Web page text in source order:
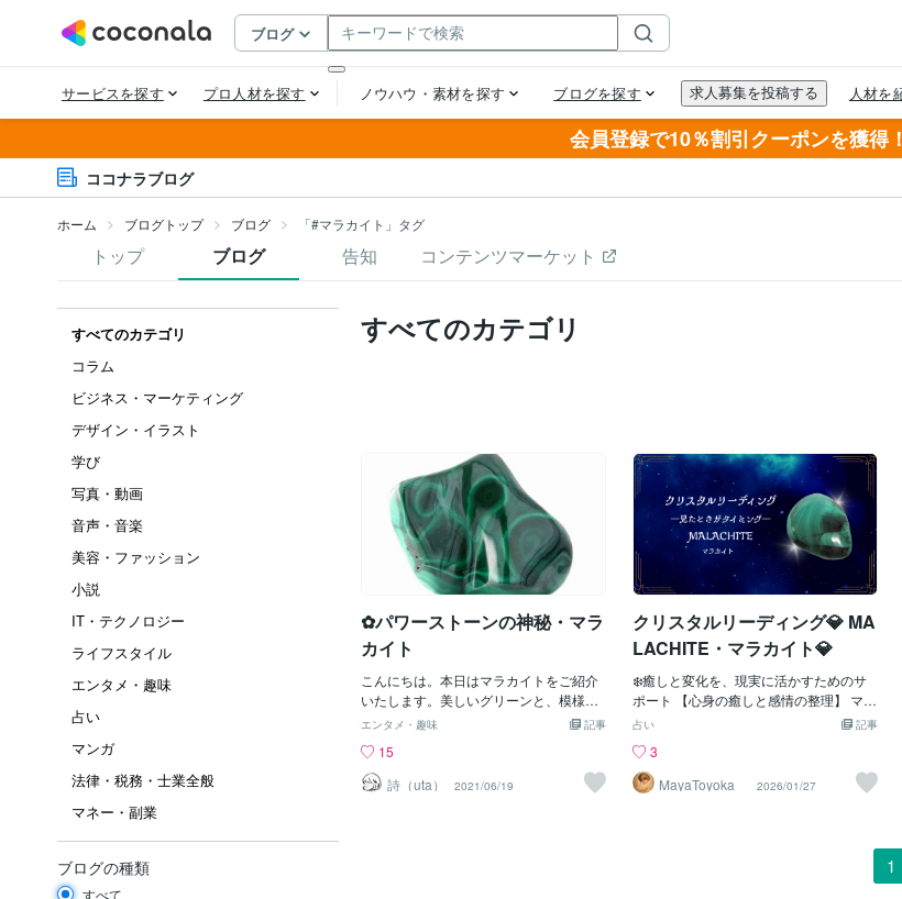
会員登録で10％割引クーポンを獲得！
ココナラブログ
ホーム ブログトップ ブログ 「#マラカイト」タグ
トップ ブログ 告知 コンテンツマーケット
すべてのカテゴリ
コラム
ビジネス・マーケティング
デザイン・イラスト
学び
写真・動画
音声・音楽
美容・ファッション
小説
IT・テクノロジー
ライフスタイル
エンタメ・趣味
占い
マンガ
法律・税務・士業全般
マネー・副業
ブログの種類
すべて
すべてのカテゴリ
✿パワーストーンの神秘・マラ
カイト
こんにちは。本日はマラカイトをご紹介
いたします。美しいグリーンと、模様が
羽を広げた孔雀の様に見える事から、和
～4.05(通常3.9)で、置物やアクセサリー
に加工しやすく色々な形で楽しむことが
できる石です。マラカイトの名称の由来
記事
エンタメ・趣味
15
詩（uta）
2021/06/19
クリスタルリーディング💎 MA
LACHITE・マラカイト💎
❄️癒しと変化を、現実に活かすためのサ
ポート 【心身の癒しと感情の整理】 マラ
カイトは、ストレスや緊張、感情的な疲
由のはっきりしない不調や、長く続く心
の重さを感じている方に向いています。
💠疲れが抜けにくい 💠眠りが浅い、不安
記事
占い
3
MayaToyoka
2026/01/27
1